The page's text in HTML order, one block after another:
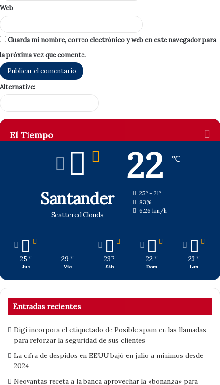
Web
Guarda mi nombre, correo electrónico y web en este navegador para
la próxima vez que comente.
Alternative:
El Tiempo
Santander
Scattered Clouds
22 ℃
25º - 21º
83%
6.26 km/h
25 ℃
Jue
29 ℃
Vie
23 ℃
Sáb
22 ℃
Dom
23 ℃
Lun
Entradas recientes
Digi incorpora el etiquetado de Posible spam en las llamadas
para reforzar la seguridad de sus clientes
La cifra de despidos en EEUU bajó en julio a mínimos desde
2024
Neovantas receta a la banca aprovechar la «bonanza» para